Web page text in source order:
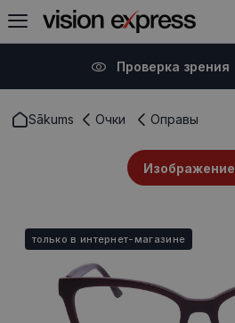
Проверка зрения
Sākums Очки Оправы
Изображение
только в интернет-магазине